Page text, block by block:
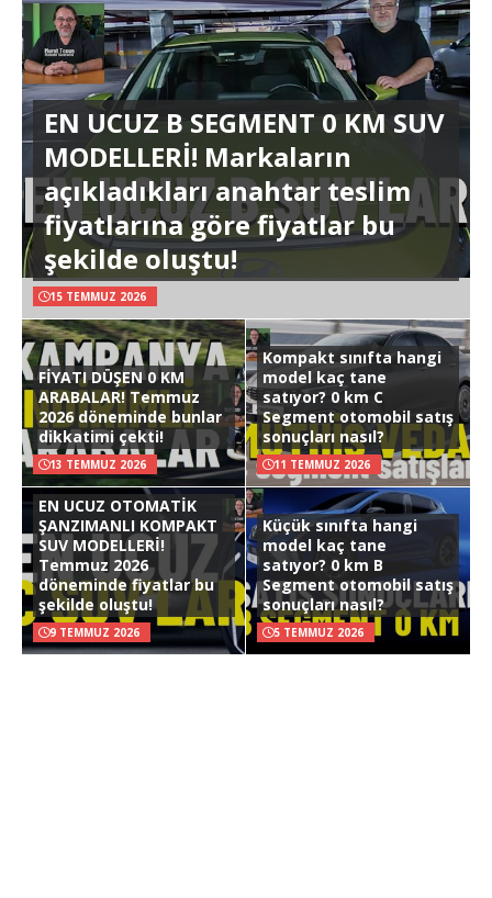
EN UCUZ B SEGMENT 0 KM SUV
MODELLERİ! Markaların
açıkladıkları anahtar teslim
fiyatlarına göre fiyatlar bu
şekilde oluştu!
15 TEMMUZ 2026
FİYATI DÜŞEN 0 KM
ARABALAR! Temmuz
2026 döneminde bunlar
dikkatimi çekti!
13 TEMMUZ 2026
Kompakt sınıfta hangi
model kaç tane
satıyor? 0 km C
Segment otomobil satış
sonuçları nasıl?
11 TEMMUZ 2026
EN UCUZ OTOMATİK
ŞANZIMANLI KOMPAKT
SUV MODELLERİ!
Temmuz 2026
döneminde fiyatlar bu
şekilde oluştu!
9 TEMMUZ 2026
Küçük sınıfta hangi
model kaç tane
satıyor? 0 km B
Segment otomobil satış
sonuçları nasıl?
5 TEMMUZ 2026